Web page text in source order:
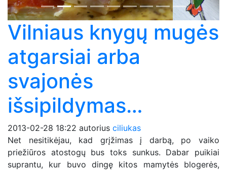
Vilniaus knygų mugės
atgarsiai arba
svajonės
išsipildymas…
2013-02-28 18:22 autorius ciliukas
Net nesitikėjau, kad grįžimas į darbą, po vaiko
priežiūros atostogų bus toks sunkus. Dabar puikiai
suprantu, kur buvo dingę kitos mamytės blogerės,